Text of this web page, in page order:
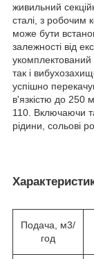
живильний
сталі, з робочим
може бути
залежності від
так і
успішно
в'язкістю до 250
110. Включаючи
рідини, сольові
Подача, м3/
год